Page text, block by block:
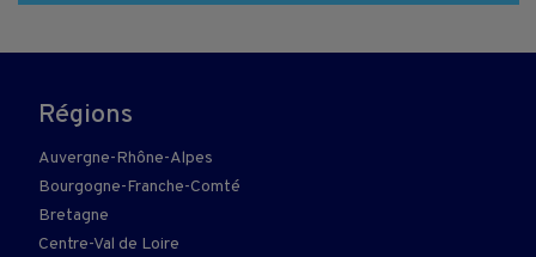
Régions
Auvergne-Rhône-Alpes
Bourgogne-Franche-Comté
Bretagne
Centre-Val de Loire